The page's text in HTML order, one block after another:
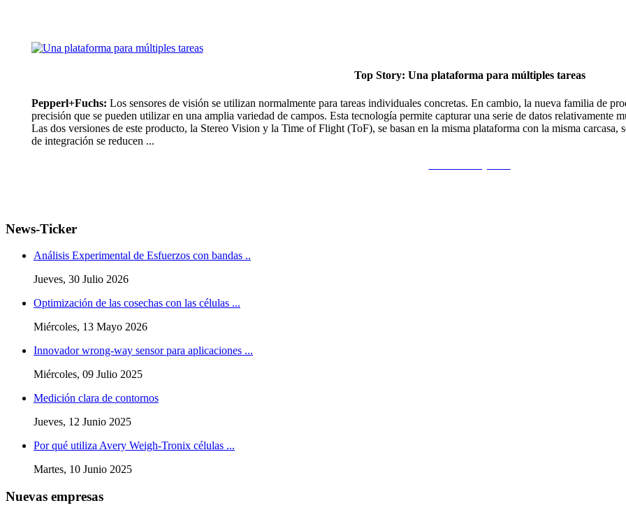
Top Story: Una plataforma para múltiples tareas
Pepperl+Fuchs: Los sensores de visión se utilizan normalmente para tareas individuales concretas. En cambio, la nueva familia de
precisión que se pueden utilizar en una amplia variedad de campos. Esta tecnología permite capturar una serie de datos relativamente
Las dos versiones de este producto, la Stereo Vision y la Time of Flight (ToF), se basan en la misma plataforma con la misma carcasa,
de integración se reducen ...
News-Ticker
Análisis Experimental de Esfuerzos con bandas ..
Jueves, 30 Julio 2026
Optimización de las cosechas con las células ...
Miércoles, 13 Mayo 2026
Innovador wrong-way sensor para aplicaciones ...
Miércoles, 09 Julio 2025
Medición clara de contornos
Jueves, 12 Junio 2025
Por qué utiliza Avery Weigh-Tronix células ...
Martes, 10 Junio 2025
Nuevas empresas